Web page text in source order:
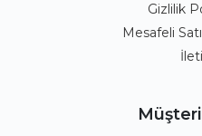
Gizlilik
Mesafeli